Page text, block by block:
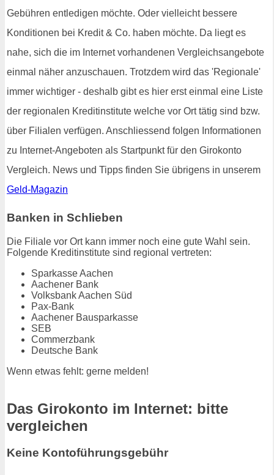
Gebühren entledigen möchte. Oder vielleicht bessere
Konditionen bei Kredit & Co. haben möchte. Da liegt es
nahe, sich die im Internet vorhandenen Vergleichsangebote
einmal näher anzuschauen. Trotzdem wird das 'Regionale'
immer wichtiger - deshalb gibt es hier erst einmal eine Liste
der regionalen Kreditinstitute welche vor Ort tätig sind bzw.
über Filialen verfügen. Anschliessend folgen Informationen
zu Internet-Angeboten als Startpunkt für den Girokonto
Vergleich. News und Tipps finden Sie übrigens in unserem
Geld-Magazin
Banken in Schlieben
Die Filiale vor Ort kann immer noch eine gute Wahl sein.
Folgende Kreditinstitute sind regional vertreten:
Sparkasse Aachen
Aachener Bank
Volksbank Aachen Süd
Pax-Bank
Aachener Bausparkasse
SEB
Commerzbank
Deutsche Bank
Wenn etwas fehlt: gerne melden!
Das Girokonto im Internet: bitte
vergleichen
Keine Kontoführungsgebühr